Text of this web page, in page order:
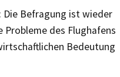
Die Befragung ist wieder
Probleme des Flughafens
Bedeutung